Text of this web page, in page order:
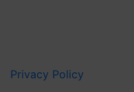
Privacy Policy